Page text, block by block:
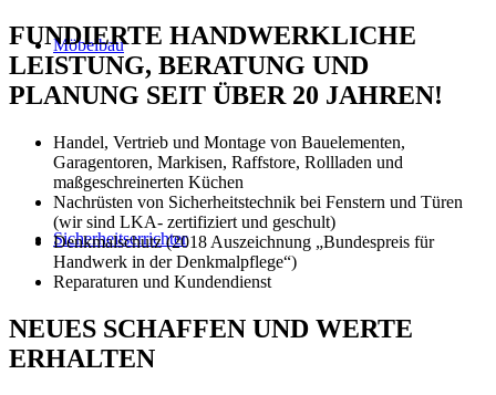
Möbelbau
Sicherheitserrichter
FUNDIERTE HANDWERKLICHE
LEISTUNG, BERATUNG UND
PLANUNG SEIT ÜBER 20 JAHREN!
Handel, Vertrieb und Montage von Bauelementen,
Garagentoren, Markisen, Raffstore, Rollladen und
maßgeschreinerten Küchen
Nachrüsten von Sicherheitstechnik bei Fenstern und Türen
(wir sind LKA- zertifiziert und geschult)
Denkmalschutz (2018 Auszeichnung „Bundespreis für
Handwerk in der Denkmalpflege“)
Reparaturen und Kundendienst
NEUES SCHAFFEN UND WERTE
ERHALTEN